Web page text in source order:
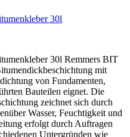
30l
30l Remmers BIT
mit
von Fundamenten,
Bauteilen eignet. Die
zeichnet sich durch
Wasser, Feuchtigkeit und
erfolgt durch Auftragen
Untergründen wie